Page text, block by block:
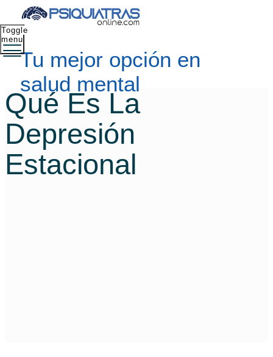
Tu mejor opción en
salud mental
Toggle
menu
Qué Es La
Depresión
Estacional